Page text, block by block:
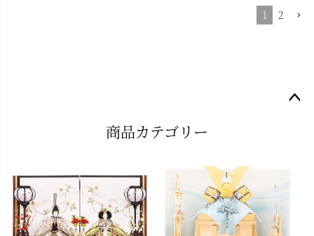
1
2
商品カテゴリー